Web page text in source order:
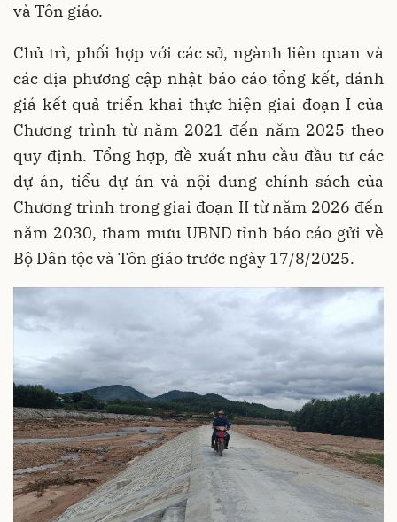
và Tôn giáo.
Chủ trì, phối hợp với các sở, ngành liên quan và
các địa phương cập nhật báo cáo tổng kết, đánh
giá kết quả triển khai thực hiện giai đoạn I của
Chương trình từ năm 2021 đến năm 2025 theo
quy định. Tổng hợp, đề xuất nhu cầu đầu tư các
dự án, tiểu dự án và nội dung chính sách của
Chương trình trong giai đoạn II từ năm 2026 đến
năm 2030, tham mưu UBND tỉnh báo cáo gửi về
Bộ Dân tộc và Tôn giáo trước ngày 17/8/2025.